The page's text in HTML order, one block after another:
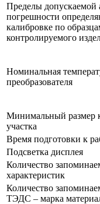
Пределы допускаемой
погрешности
калибровке по
контролируемого
Номинальная
преобразователя
Минимальный размер
участка
Время подготовки к
Подсветка дисплея
Количество
характеристик
Количество
ТЭДС – марка